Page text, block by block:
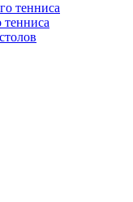
тенниса
тенниса